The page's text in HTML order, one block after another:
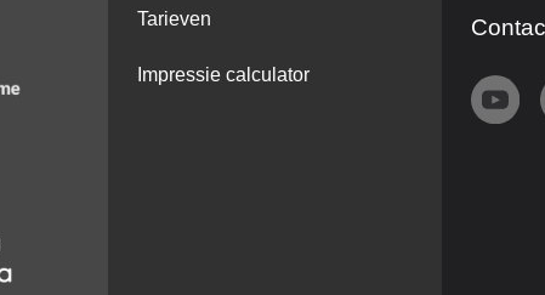
Tarieven
Impressie calculator